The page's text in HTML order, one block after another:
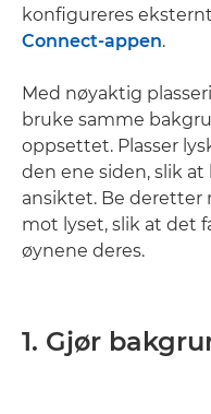
konfigureres
Connect-appen.
Med nøyaktig
bruke samme
oppsettet. Plasser
den ene siden, slik
ansiktet. Be deretter
mot lyset, slik at det
øynene deres.
1. Gjør